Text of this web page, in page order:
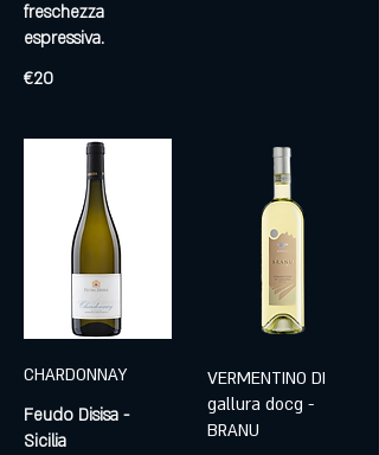
freschezza
espressiva.
€20
CHARDONNAY
Feudo Disisa -
Sicilia
VERMENTINO DI
gallura docg -
BRANU